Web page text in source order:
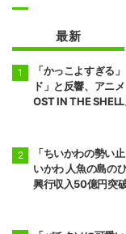
最新
「かっこよすぎる
ド」と反響、アニ
OST IN THE
「ちいかわの勢い
いかわ 人魚の島の
興行収入50億円突